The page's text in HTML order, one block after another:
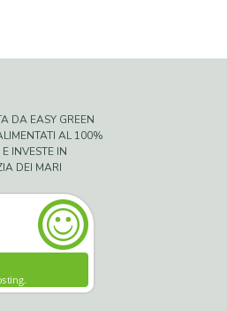
DA EASY GREEN
AL 100%
INVESTE IN
DEI MARI